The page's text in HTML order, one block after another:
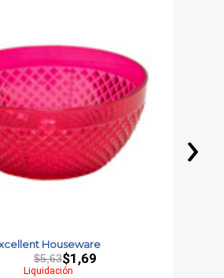
Houseware
$5,63$1,69
Liquidación
›